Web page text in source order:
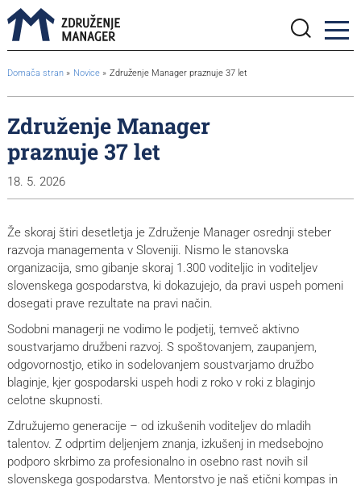
BreadcrumbsTemplate.TITLE_A11Y
Domača stran Novice Združenje Manager praznuje 37 let
Združenje Manager
praznuje 37 let
18. 5. 2026
Že skoraj štiri desetletja je Združenje Manager osrednji steber
razvoja managementa v Sloveniji. Nismo le stanovska
organizacija, smo gibanje skoraj 1.300 voditeljic in voditeljev
slovenskega gospodarstva, ki dokazujejo, da pravi uspeh pomeni
dosegati prave rezultate na pravi način.
Sodobni managerji ne vodimo le podjetij, temveč aktivno
soustvarjamo družbeni razvoj. S spoštovanjem, zaupanjem,
odgovornostjo, etiko in sodelovanjem soustvarjamo družbo
blaginje, kjer gospodarski uspeh hodi z roko v roki z blaginjo
celotne skupnosti.
Združujemo generacije – od izkušenih voditeljev do mladih
talentov. Z odprtim deljenjem znanja, izkušenj in medsebojno
podporo skrbimo za profesionalno in osebno rast novih sil
slovenskega gospodarstva. Mentorstvo je naš etični kompas in